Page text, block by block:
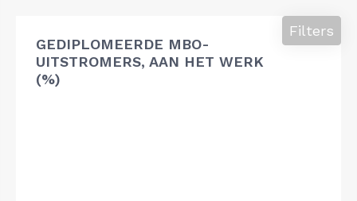
GEDIPLOMEERDE MBO-
UITSTROMERS, AAN HET WERK
(%)
Filters